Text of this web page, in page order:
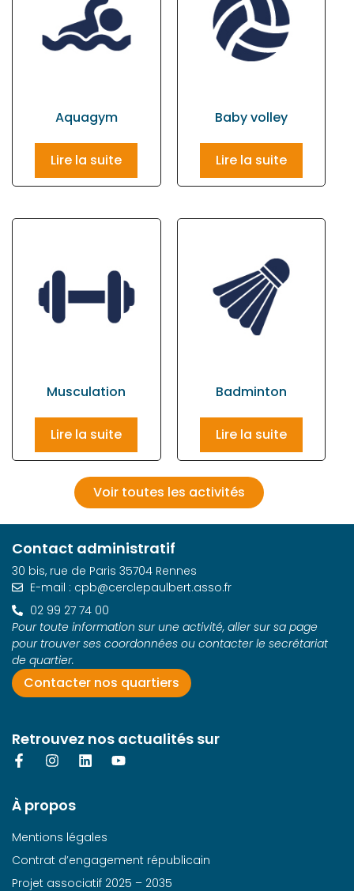
Aquagym
Lire la suite
Baby volley
Lire la suite
Musculation
Lire la suite
Badminton
Lire la suite
Voir toutes les activités
Retrouvez nos actualités sur
À propos
Mentions légales
Contrat d’engagement républicain
Projet associatif 2025 – 2035
Contact administratif
30 bis, rue de Paris 35704 Rennes
E-mail : cpb@cerclepaulbert.asso.fr
02 99 27 74 00
Pour toute information sur une activité, aller sur sa page
pour trouver ses coordonnées ou contacter le secrétariat
de quartier.
Contacter nos quartiers